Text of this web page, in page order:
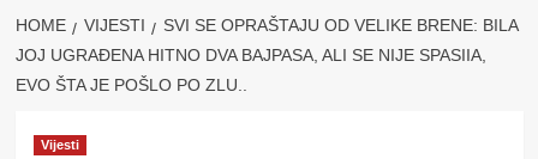
HOME VIJESTI
SVI SE OPRAŠTAJU OD VELIKE BRENE: BILA
JOJ UGRAĐENA HITNO DVA BAJPASA, ALI SE NIJE SPASIIA,
EVO ŠTA JE POŠLO PO ZLU..
Vijesti